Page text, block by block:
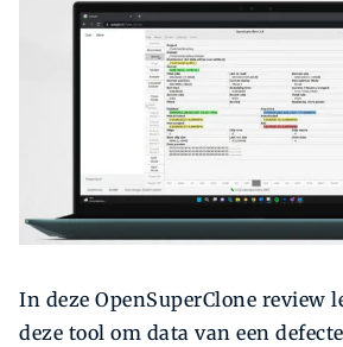
In deze OpenSuperClone review
deze tool om data van een